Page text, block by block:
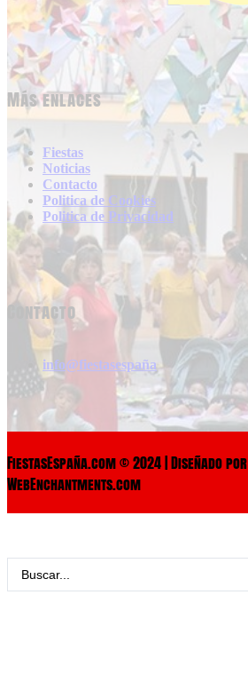
Más enlaces
Fiestas
Noticias
Contacto
Politica de Cookies
Politica de Privacidad
Contacto
info@fiestasespaña
FiestasEspaña.com © 2024 | Diseñado por
WebEnchantments.com